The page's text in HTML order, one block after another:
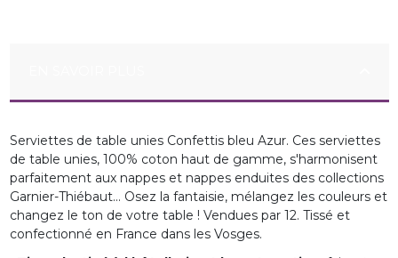
Serviettes de table unies Confettis bleu Azur. Ces serviettes
de table unies, 100% coton haut de gamme, s'harmonisent
parfaitement aux nappes et nappes enduites des collections
Garnier-Thiébaut... Osez la fantaisie, mélangez les couleurs et
changez le ton de votre table ! Vendues par 12. Tissé et
confectionné en France dans les Vosges.